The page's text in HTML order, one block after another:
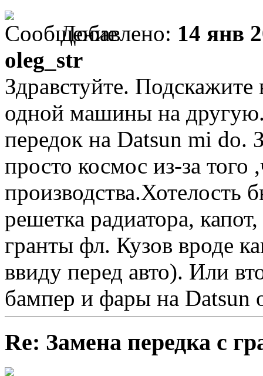
Добавлено: 14 янв
oleg_str
Здравстуйте.
одной машины на
передок на Datsun mi do.
просто космос из-за того
производства.Хотелость
решетка радиатора,
гранты фл. Кузов вроде
ввиду перед авто). Или
бампер и фары на Datsun
Re: Замена передка с